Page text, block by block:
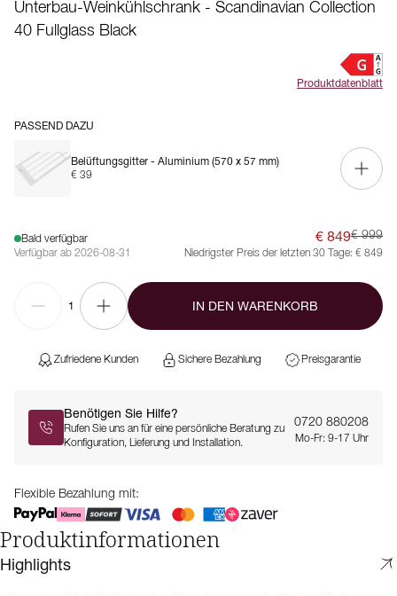
Unterbau-Weinkühlschrank - Scandinavian Collection
40 Fullglass Black
Produktdatenblatt
PASSEND DAZU
Belüftungsgitter - Aluminium (570 x 57 mm)
€ 39
Bald verfügbar
Verfügbar ab 2026-08-31
€ 849€ 999
Niedrigster Preis der letzten 30 Tage: € 849
1 IN DEN WARENKORB
Zufriedene Kunden Sichere Bezahlung Preisgarantie
Benötigen Sie Hilfe?
Rufen Sie uns an für eine persönliche Beratung zu
Konfiguration, Lieferung und Installation.
0720 880208
Mo-Fr: 9-17 Uhr
Flexible Bezahlung mit:
Produktinformationen
Highlights